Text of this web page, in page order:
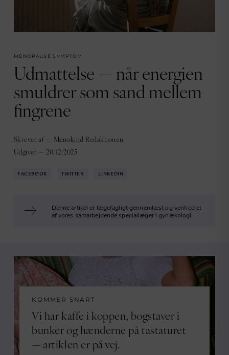
MENOPAUSE SYMPTOM
Udmattelse — når energien
smuldrer som sand mellem
fingrene
Denne artikel er lægefagligt gennemlæst og verificeret
af vores samarbejdende speciallæger i gynækologi
Skrevet af — Menokind Redaktionen
Udgivet — 20/12/2025
FACEBOOK TWITTER LINKEDIN
KOMMER SNART
Vi har kaffe i koppen, bogstaver i
bunker og hænderne på tastaturet
— artiklen er på vej.